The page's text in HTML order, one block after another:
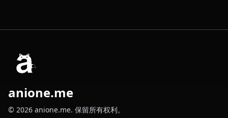
anione.me
© 2026 anione.me. 保留所有权利。